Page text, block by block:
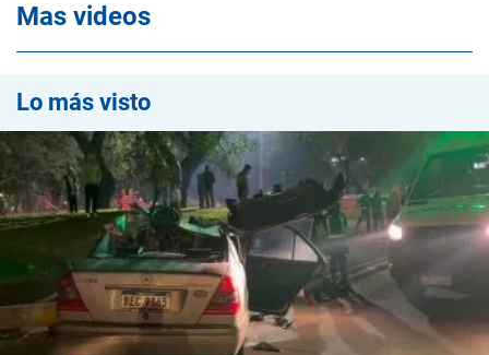
Mas videos
Lo más visto